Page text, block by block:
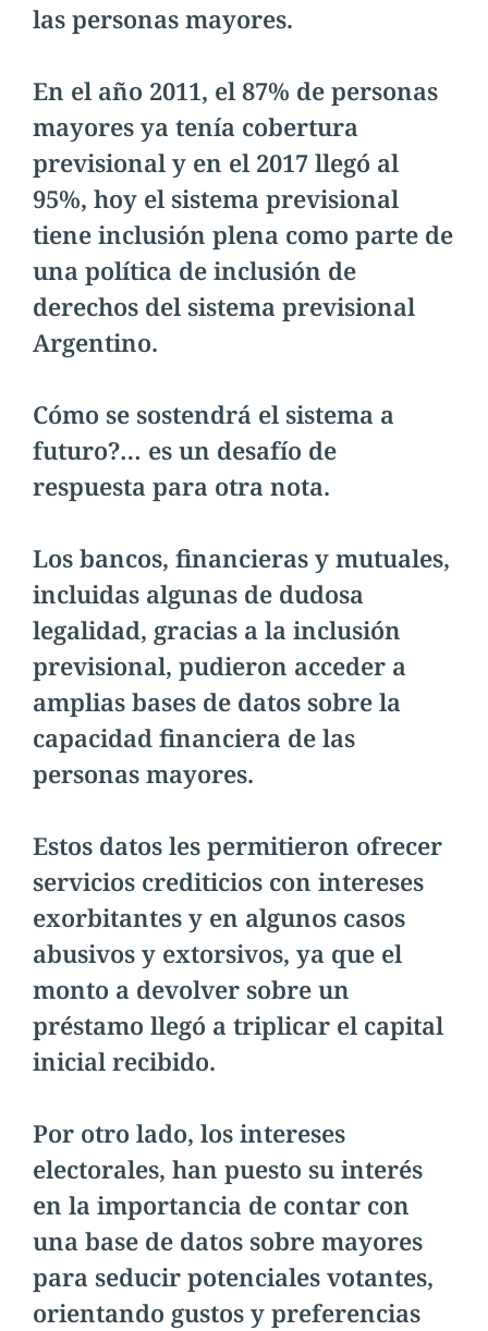
las personas mayores.
En el año 2011, el 87% de personas
mayores ya tenía cobertura
previsional y en el 2017 llegó al
95%, hoy el sistema previsional
tiene inclusión plena como parte de
una política de inclusión de
derechos del sistema previsional
Argentino.
Cómo se sostendrá el sistema a
futuro?… es un desafío de
respuesta para otra nota.
Los bancos, financieras y mutuales,
incluidas algunas de dudosa
legalidad, gracias a la inclusión
previsional, pudieron acceder a
amplias bases de datos sobre la
capacidad financiera de las
personas mayores.
Estos datos les permitieron ofrecer
servicios crediticios con intereses
exorbitantes y en algunos casos
abusivos y extorsivos, ya que el
monto a devolver sobre un
préstamo llegó a triplicar el capital
inicial recibido.
Por otro lado, los intereses
electorales, han puesto su interés
en la importancia de contar con
una base de datos sobre mayores
para seducir potenciales votantes,
orientando gustos y preferencias